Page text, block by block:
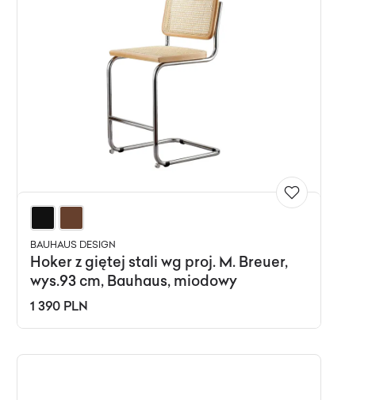
BAUHAUS DESIGN
Hoker z giętej stali wg proj. M. Breuer,
wys.93 cm, Bauhaus, miodowy
1 390 PLN